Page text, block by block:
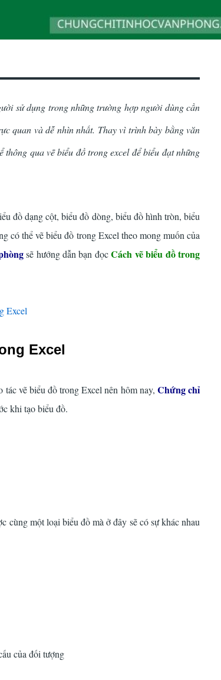
sử dụng trong những trường hợp người dùng cần
quan và dễ nhìn nhất. Thay vì trình bày bằng văn
qua vẽ biểu đồ trong excel để biểu đạt những
đồ dạng cột, biểu đồ dòng, biểu đồ hình tròn, biểu
có thể vẽ biểu đồ trong Excel theo mong muốn của
sẽ hướng dẫn bạn đọcCách vẽ biểu đồ trong
Excel
Excel
vẽ biểu đồ trong Excel nên hôm nay, Chứng chỉ
khi tạo biểu đồ.
cùng một loại biểu đồ mà ở đây sẽ có sự khác nhau
của đối tượng